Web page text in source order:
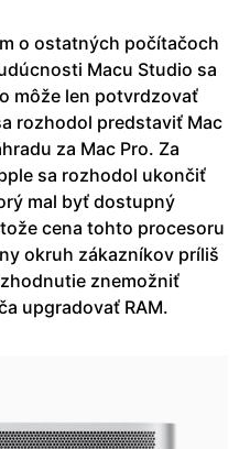
o ostatných počítačoch
Macu Studio sa
môže len potvrdzovať
rozhodol predstaviť Mac
za Mac Pro. Za
sa rozhodol ukončiť
mal byť dostupný
cena tohto procesoru
okruh zákazníkov príliš
znemožniť
upgradovať RAM.